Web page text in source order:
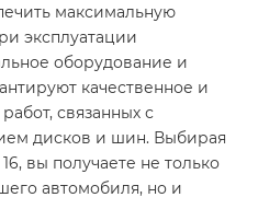
максимальную
эксплуатации
оборудование и
качественное и
связанных с
дисков и шин. Выбирая
вы получаете не только
автомобиля, но и